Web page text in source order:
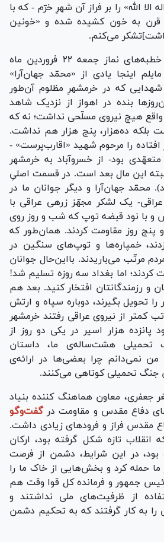
الا الله» را بر فراز آن شهرِ خرّم - که با
قرن به خون کشیده شده و «خونین
می‌کنم.
در خطبه‌های نماز جمعه ۲۲ فروردین ماه
مایلم اینجا یادی از «محمّد جهان‌آرا»
که در خرمشهرِ مظلوم آن‌طور
بنده در اهواز از نزدیک شاهد
واقع هیچ نیروی مسلّحی نداشت؛ نه که
بلکه ده‌هزار، پنج هزار هم نداشت.
افتاده را مرحوم شهید «اقارب‌پرست» -
بود- از خسروآباد به خرمشهر
این مال بعد است. در قسمت اصلیِ
محمّد جهان‌آرا و دیگر جوانان ما در
یک لشکر مجهّز زرهی عراقی با
با نود قبضه توپ که شب و روز روی
پنج روز مقاومت کردند. همان‌طور که
خمپاره‌ها و توپ‌های سنگین در
مرتّب می‌باریدند. بااین‌حال جوانان
کردند؛ اما بغداد سه روزه تسلیم شد!
و رزمندگانتان افتخار کنید. بعد هم
تحویل بگیرند، دوباره سپاه و ارتش
کمتر از نیروی عراقی رفتند خرمشهر
پانزده هزار اسیر در یکی دو روز از
تحمیلی هشت‌ساله‌ی ما، داستان
نمی‌دانم چرا بعضی‌ها در ارائه‌ی
جنگ تحمیلی کوتاهی می‌کنند.
جعفری، معاون هماهنگ کننده بنیاد
دفاع مقدس و مقاومت در گفت‌وگو
مقدس فراز و فرود‌های زیادی داشت.
انقلاب تازه شکل گرفته بود، ارکان
بود، در این شرایط، دشمن از فرصت
ما حمله کرد و بخش‌هایی از خاک ما را
جمهور و فرمانده کل قوا وقت هم
از ظرفیت‌های ملی نداشتند و
را به کار گرفتند که به تحکیم دشمن